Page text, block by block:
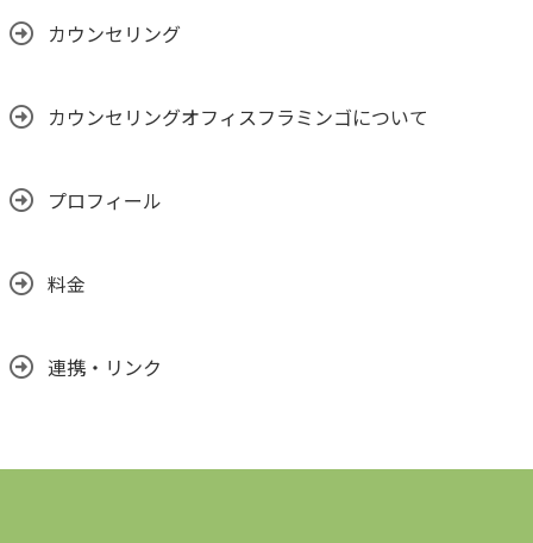
カウンセリング
カウンセリングオフィスフラミンゴについて
プロフィール
料金
連携・リンク